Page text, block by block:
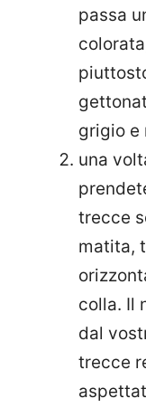
passa
grigio e
una
trecce
matita,
colla. Il
dal
trecce